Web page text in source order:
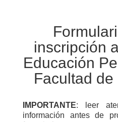
inscripción
Educación
Facultad
IMPORTANTE: leer
información antes de